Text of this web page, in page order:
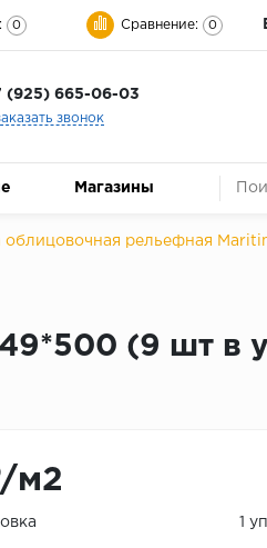
0 Сравнение: 0
(925) 665-06-03
звонок
Магазины
облицовочная рельефная
(9 шт в
м2
1